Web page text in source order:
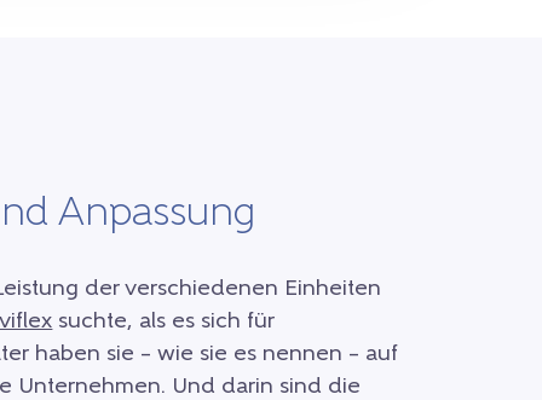
Anpassung
der verschiedenen Einheiten
suchte, als es sich für
haben sie – wie sie es nennen – auf
Unternehmen. Und darin sind die